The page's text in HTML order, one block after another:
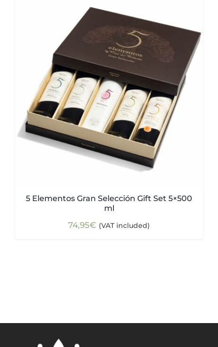
5 Elementos Gran Selección Gift Set 5×500
ml
74,95€ (VAT included)